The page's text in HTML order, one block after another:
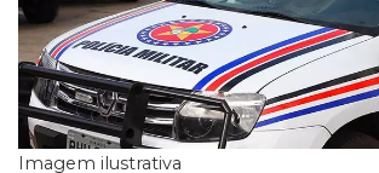
Imagem ilustrativa